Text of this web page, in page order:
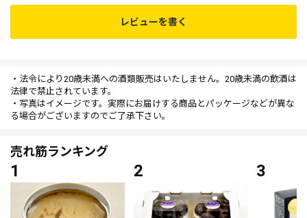
レビューを書く
・法令により20歳未満への酒類販売はいたしません。20歳未満の飲酒は
法律で禁止されています。
・写真はイメージです。実際にお届けする商品とパッケージなどが異な
る場合がございますのでご了承下さい。
売れ筋ランキング